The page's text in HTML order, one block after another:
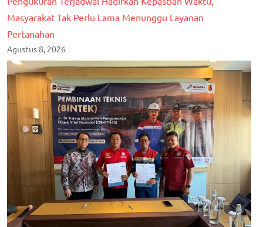
Masyarakat Tak Perlu Lama Menunggu Layanan
Pertanahan
Agustus 8, 2026